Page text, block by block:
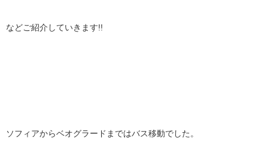
などご紹介していきます!!
ソフィアからベオグラードまではバス移動でした。